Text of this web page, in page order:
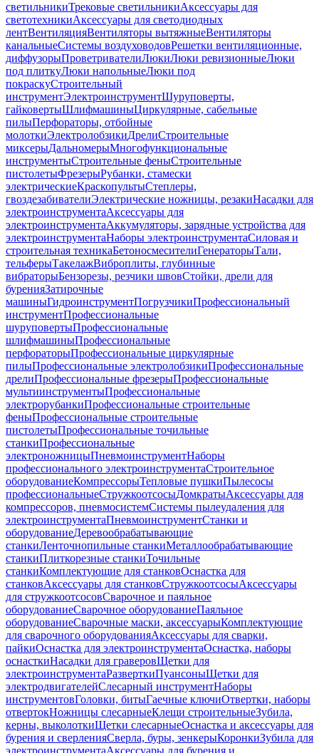
светильникиТрековые светильникиАксессуары для
светотехникиАксессуары для светодиодных
лентВентиляцияВентиляторы вытяжныеВентиляторы
канальныеСистемы воздуховодовРешетки вентиляционные,
диффузорыПроветривателиЛюкиЛюки ревизионныеЛюки
под плиткуЛюки напольныеЛюки под
покраскуСтроительный
инструментЭлектроинструментШуруповерты,
гайковертыШлифмашиныЦиркулярные, сабельные
пилыПерфораторы, отбойные
молоткиЭлектролобзикиДрелиСтроительные
миксерыДальномерыМногофункциональные
инструментыСтроительные феныСтроительные
пистолетыФрезерыРубанки, стамески
электрическиеКраскопультыСтеплеры,
гвоздезабивателиЭлектрические ножницы, резакиНасадки для
электроинструментаАксессуары для
электроинструментаАккумуляторы, зарядные устройства для
электроинструментаНаборы электроинструментаСиловая и
строительная техникаБетоносмесителиГенераторыТали,
тельферыТакелажВиброплиты, глубинные
вибраторыБензорезы, резчики швовСтойки, дрели для
буренияЗатирочные
машиныГидроинструментПогрузчикиПрофессиональный
инструментПрофессиональные
шуруповертыПрофессиональные
шлифмашиныПрофессиональные
перфораторыПрофессиональные циркулярные
пилыПрофессиональные электролобзикиПрофессиональные
дрелиПрофессиональные фрезерыПрофессиональные
мультиинструментыПрофессиональные
электрорубанкиПрофессиональные строительные
феныПрофессиональные строительные
пистолетыПрофессиональные точильные
станкиПрофессиональные
электроножницыПневмоинструментНаборы
профессионального электроинструментаСтроительное
оборудованиеКомпрессорыТепловые пушкиПылесосы
профессиональныеСтружкоотсосыДомкратыАксессуары для
компрессоров, пневмосистемСистемы пылеудаления для
электроинструментаПневмоинструментСтанки и
оборудованиеДеревообрабатывающие
станкиЛенточнопильные станкиМеталлообрабатывающие
станкиПлиткорезные станкиТочильные
станкиКомплектующие для станковОснастка для
станковАксессуары для станковСтружкоотсосыАксессуары
для стружкоотсосовСварочное и паяльное
оборудованиеСварочное оборудованиеПаяльное
оборудованиеСварочные маски, аксессуарыКомплектующие
для сварочного оборудованияАксессуары для сварки,
пайкиОснастка для электроинструментаОснастка, наборы
оснасткиНасадки для граверовЩетки для
электроинструментаРазверткиПуансоныЩетки для
электродвигателейСлесарный инструментНаборы
инструментовГоловки, битыГаечные ключиОтвертки, наборы
отвертокНожницы слесарныеКлещи строительныеЗубила,
керны, выколоткиЩетки слесарныеОснастка и аксессуары для
бурения и сверленияСверла, буры, зенкерыКоронкиЗубила для
электроинструментаАксессуары для бурения и